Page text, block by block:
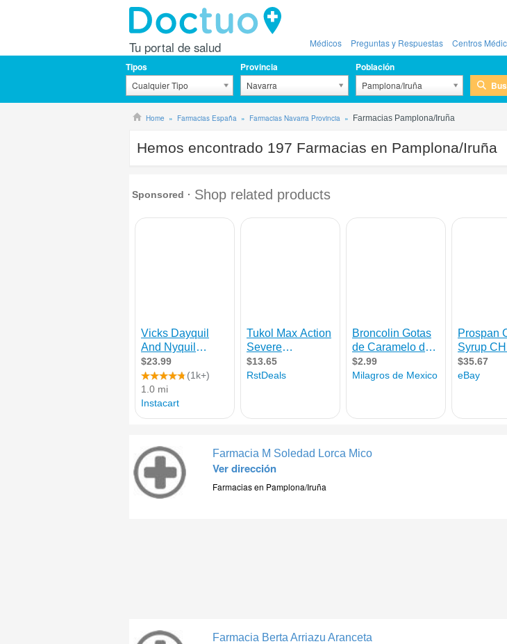
Tu portal de salud Médicos Preguntas y Respuestas Centros
Tipos
Cualquier Tipo
Provincia
Navarra
Población
Pamplona/Iruña
Home Farmacias España Farmacias Navarra Provincia Farmacias Pamplona/Iruña
Hemos encontrado 197 Farmacias en Pamplona/Iruña
Farmacia M Soledad Lorca Mico
Ver dirección
Farmacias en Pamplona/Iruña
Farmacia Berta Arriazu Aranceta